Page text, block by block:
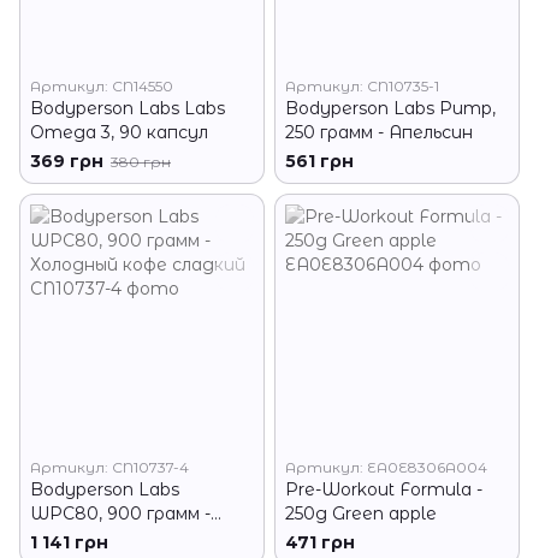
Артикул: CN14550
Bodyperson Labs Labs
Omega 3, 90 капсул
369 грн 380 грн
Артикул: CN10735-1
Bodyperson Labs Pump,
250 грамм - Апельсин
561 грн
Артикул: CN10737-4
Bodyperson Labs
WPC80, 900 грамм -
Холодный кофе сладкий
1 141 грн
Артикул: EA0E8306A004
Pre-Workout Formula -
250g Green apple
471 грн